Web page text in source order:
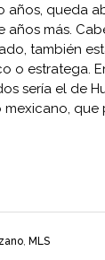
años, queda
años más.
también
o estratega.
sería el de
mexicano, que
, MLS